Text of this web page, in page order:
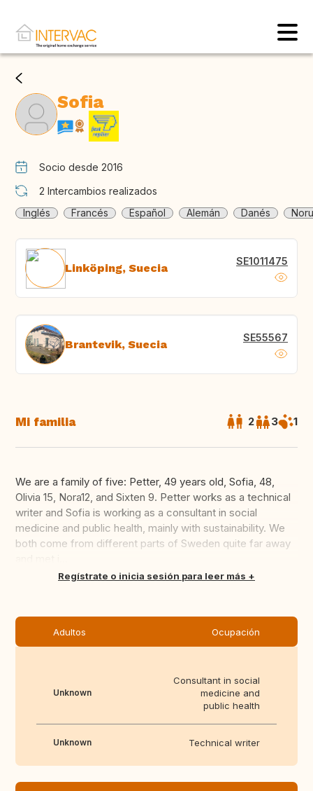
Sofia
Socio desde 2016
2 Intercambios realizados
Inglés
Francés Español Alemán Danés
Linköping, Suecia SE1011475
Brantevik, Suecia SE55567
Mi familia 2 3 1
We are a family of five: Petter, 49 years old, Sofia, 48,
Olivia 15, Nora12, and Sixten 9. Petter works as a technical
writer and Sofia is working as a consultant in social
medicine and public health, mainly with sustainability. We
both come from different parts of Sweden quite far away
TraducirRegístrate o inicia sesión para leer más
Adultos Ocupación
Unknown
Consultant in social
medicine and
public health
Unknown Technical writer